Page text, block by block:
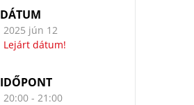
DÁTUM
2025 jún 12
Lejárt dátum!
IDŐPONT
20:00 - 21:00